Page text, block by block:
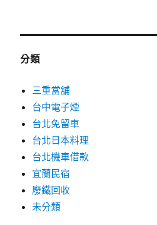
分類
三重當舖
台中電子煙
台北免留車
台北日本料理
台北機車借款
宜蘭民宿
廢鐵回收
未分類